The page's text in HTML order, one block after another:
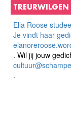
TREURWILGEN
Ella Roose
Je vindt haar
. Wil jij jouw
.